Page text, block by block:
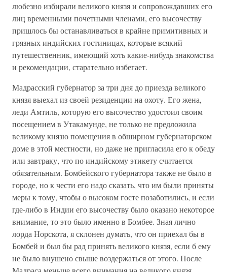
любезно избирали великого князя и сопровождавших его
лиц временными почетными членами, его высочеству
пришлось бы останавливаться в крайне примитивных и
грязных индийских гостиницах, которые всякий
путешественник, имеющий хоть какие-нибудь знакомства
и рекомендации, старательно избегает.
Мадрасский губернатор за три дня до приезда великого
князя выехал из своей резиденции на охоту. Его жена,
леди Амтиль, которую его высочество удостоил своим
посещением в Утакамунде, не только не предложила
великому князю помещения в обширном губернаторском
доме в этой местности, но даже не пригласила его к обеду
или завтраку, что по индийскому этикету считается
обязательным. Бомбейского губернатора также не было в
городе, но к чести его надо сказать, что им были приняты
меры к тому, чтобы о высоком госте позаботились, и если
где-либо в Индии его высочеству было оказано некоторое
внимание, то это было именно в Бомбее. Зная лично
лорда Норскота, я склонен думать, что он приехал бы в
Бомбей и был бы рад принять великого князя, если б ему
не было внушено свыше воздержаться от этого. После